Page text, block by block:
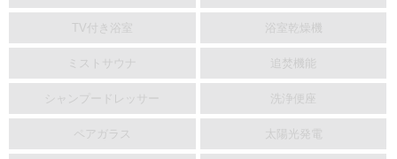
TV付き浴室 浴室乾燥機
ミストサウナ 追焚機能
シャンプードレッサー 洗浄便座
ペアガラス 太陽光発電